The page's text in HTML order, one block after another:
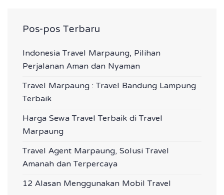
Pos-pos Terbaru
Indonesia Travel Marpaung, Pilihan
Perjalanan Aman dan Nyaman
Travel Marpaung : Travel Bandung Lampung
Terbaik
Harga Sewa Travel Terbaik di Travel
Marpaung
Travel Agent Marpaung, Solusi Travel
Amanah dan Terpercaya
12 Alasan Menggunakan Mobil Travel